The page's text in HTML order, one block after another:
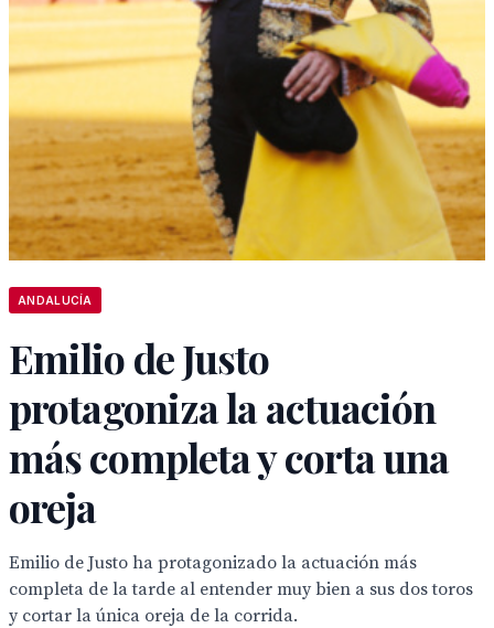
ANDALUCÍA
Emilio de Justo
protagoniza la actuación
más completa y corta una
oreja
Emilio de Justo ha protagonizado la actuación más
completa de la tarde al entender muy bien a sus dos toros
y cortar la única oreja de la corrida.